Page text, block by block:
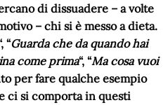
di dissuadere – a volte
– chi si è messo a dieta.
“Guarda che da quando hai
come prima“, “Ma cosa vuoi
per fare qualche esempio
ci si comporta in questi